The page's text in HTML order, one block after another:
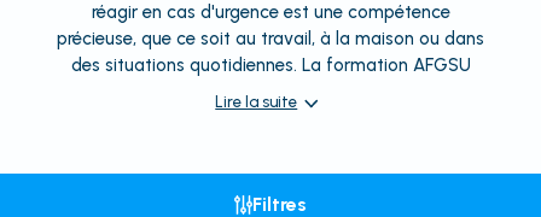
réagir en cas d'urgence est une compétence
précieuse, que ce soit au travail, à la maison ou dans
des situations quotidiennes. La formation AFGSU
Lire la suite
Filtres